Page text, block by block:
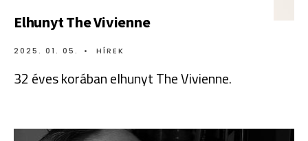
Elhunyt The Vivienne
2025. 01. 05. • HÍREK
32 éves korában elhunyt The Vivienne.